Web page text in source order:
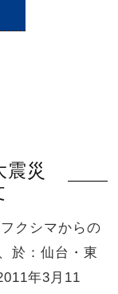
震災
クシマからの
於：仙台・東
年3月11